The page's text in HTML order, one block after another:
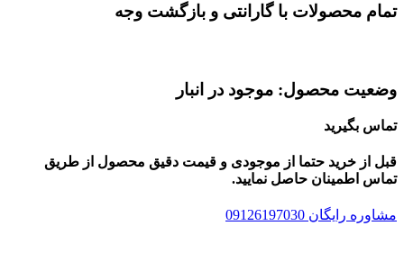
تمام محصولات با گارانتی و بازگشت وجه
وضعیت محصول: موجود در انبار
تماس بگیرید
قبل از خرید حتما از موجودی و قیمت دقیق محصول از طریق
تماس اطمینان حاصل نمایید.
مشاوره رایگان 09126197030